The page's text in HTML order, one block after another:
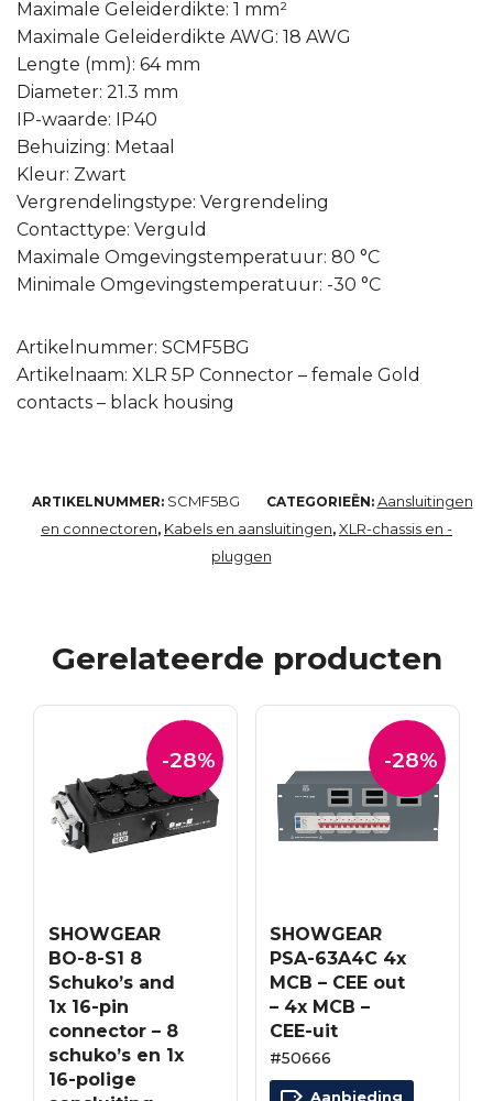
Maximale Geleiderdikte: 1 mm²
Maximale Geleiderdikte AWG: 18 AWG
Lengte (mm): 64 mm
Diameter: 21.3 mm
IP-waarde: IP40
Behuizing: Metaal
Kleur: Zwart
Vergrendelingstype: Vergrendeling
Contacttype: Verguld
Maximale Omgevingstemperatuur: 80 °C
Minimale Omgevingstemperatuur: -30 °C
Artikelnummer: SCMF5BG
Artikelnaam: XLR 5P Connector – female Gold
contacts – black housing
ARTIKELNUMMER: SCMF5BG CATEGORIEËN: Aansluitingen
en connectoren, Kabels en aansluitingen, XLR-chassis en -
pluggen
Gerelateerde producten
-28%
SHOWGEAR
BO-8-S1 8
Schuko’s and
1x 16-pin
connector – 8
schuko’s en 1x
16-polige
-28%
SHOWGEAR
PSA-63A4C 4x
MCB – CEE out
– 4x MCB –
CEE-uit
#50666
Aanbieding